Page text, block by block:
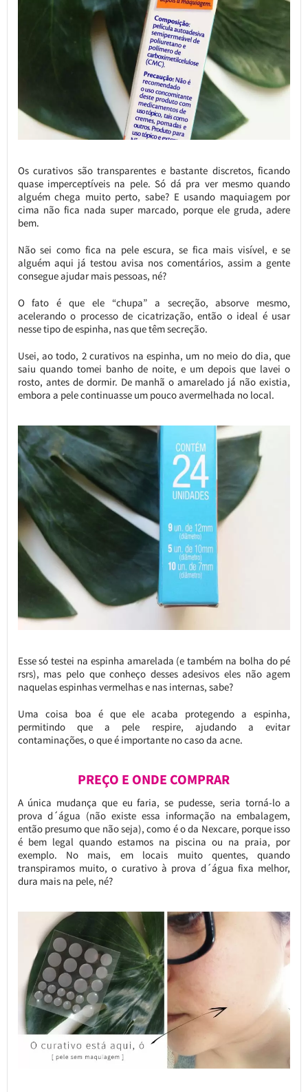
Os curativos são transparentes e bastante discretos, ficando
quase imperceptíveis na pele. Só dá pra ver mesmo quando
alguém chega muito perto, sabe? E usando maquiagem por
cima não fica nada super marcado, porque ele gruda, adere
bem.
Não sei como fica na pele escura, se fica mais visível, e se
alguém aqui já testou avisa nos comentários, assim a gente
consegue ajudar mais pessoas, né?
O fato é que ele “chupa” a secreção, absorve mesmo,
acelerando o processo de cicatrização, então o ideal é usar
nesse tipo de espinha, nas que têm secreção.
Usei, ao todo, 2 curativos na espinha, um no meio do dia, que
saiu quando tomei banho de noite, e um depois que lavei o
rosto, antes de dormir. De manhã o amarelado já não existia,
embora a pele continuasse um pouco avermelhada no local.
Esse só testei na espinha amarelada (e também na bolha do pé
rsrs), mas pelo que conheço desses adesivos eles não agem
naquelas espinhas vermelhas e nas internas, sabe?
Uma coisa boa é que ele acaba protegendo a espinha,
permitindo que a pele respire, ajudando a evitar
contaminações, o que é importante no caso da acne.
PREÇO E ONDE COMPRAR
A única mudança que eu faria, se pudesse, seria torná-lo a
prova d´água (não existe essa informação na embalagem,
então presumo que não seja), como é o da Nexcare, porque isso
é bem legal quando estamos na piscina ou na praia, por
exemplo. No mais, em locais muito quentes, quando
transpiramos muito, o curativo à prova d´água fixa melhor,
dura mais na pele, né?